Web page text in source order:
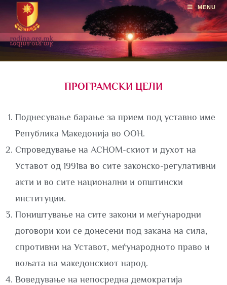
MENU
ПРОГРАМСКИ ЦЕЛИ
Поднесување барање за прием под уставно име
Република Македонија во ООН.
Спроведување на АСНОМ-скиот и духот на
Уставот од 1991ва во сите законско-регулативни
акти и во сите национални и општински
институции.
Поништување на сите закони и меѓународни
договори кои се донесени под закана на сила,
спротивни на Уставот, меѓународното право и
вољата на македонскиот народ.
Воведување на непосредна демократија